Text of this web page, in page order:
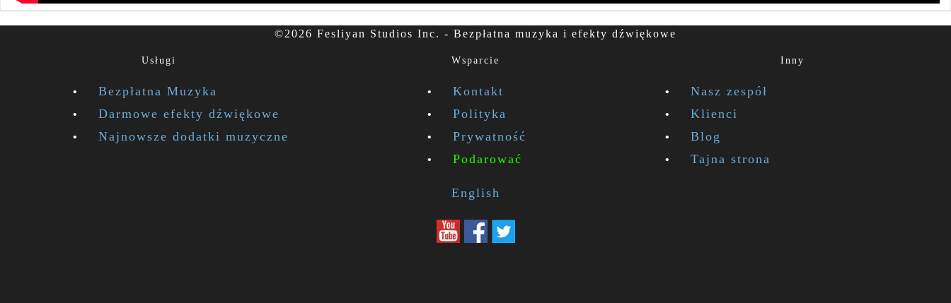
©2026 Fesliyan Studios Inc. - Bezpłatna muzyka i efekty dźwiękowe
Usługi
Bezpłatna Muzyka
Darmowe efekty dźwiękowe
Najnowsze dodatki muzyczne
Wsparcie
Kontakt
Polityka
Prywatność
Podarować
Inny
Nasz zespół
Klienci
Blog
Tajna strona
English